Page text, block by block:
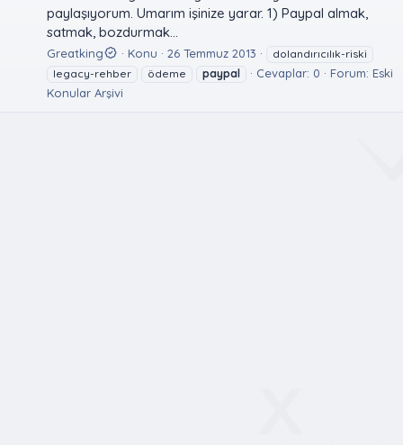
paylaşıyorum. Umarım işinize yarar. 1) Paypal almak,
satmak, bozdurmak...
Greatking Konu 26 Temmuz 2013
dolandırıcılık-riski
legacy-rehber
ödeme paypal Cevaplar: 0 Forum: Eski
Konular Arşivi